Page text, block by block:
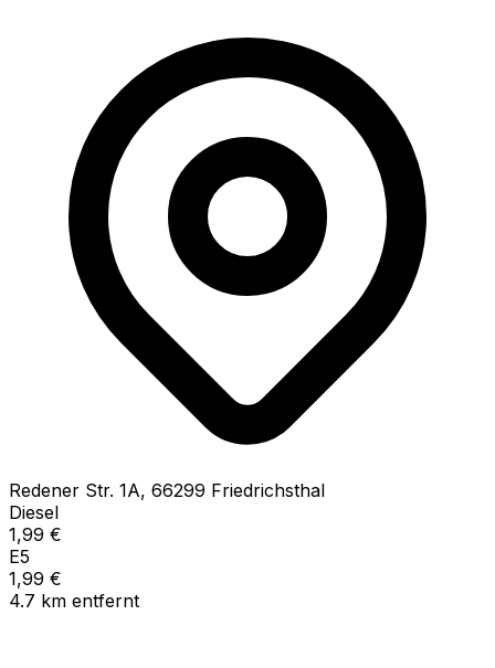
Redener Str. 1A, 66299 Friedrichsthal
Diesel
1,99 €
E5
1,99 €
4.7 km entfernt